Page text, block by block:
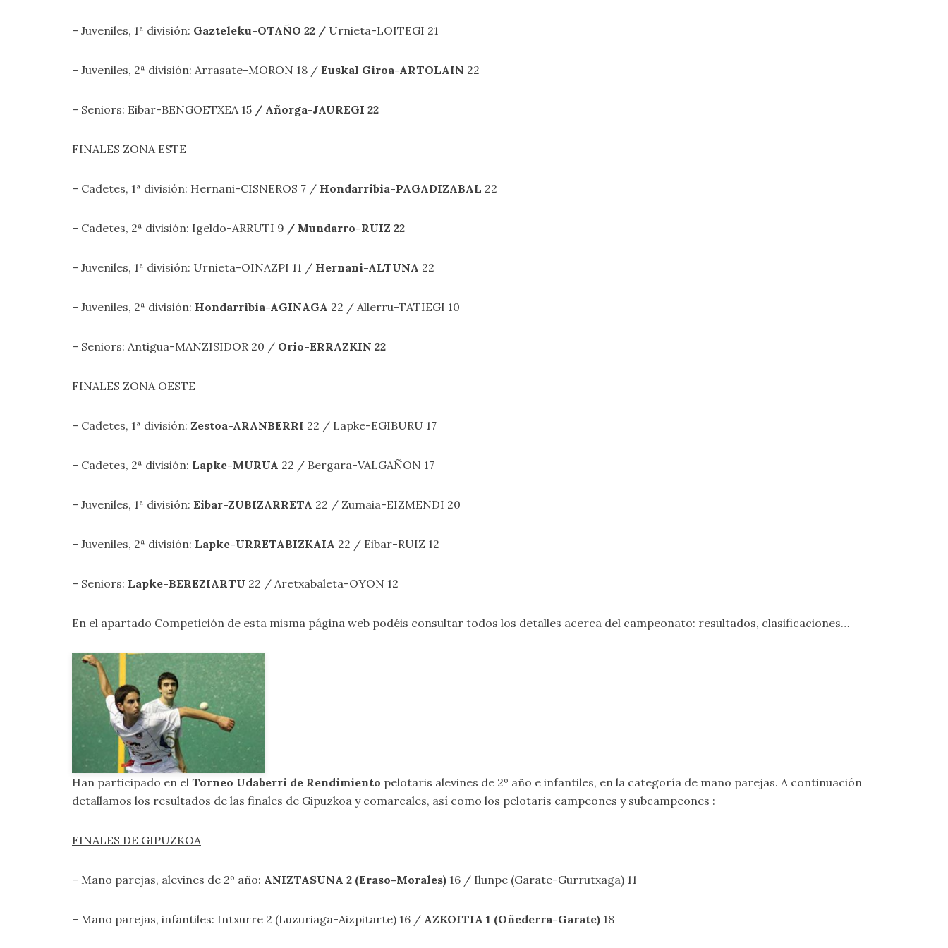
– Juveniles, 1ª división: Gazteleku-OTAÑO 22 / Urnieta-LOITEGI 21
– Juveniles, 2ª división: Arrasate-MORON 18 / Euskal Giroa-ARTOLAIN 22
– Seniors: Eibar-BENGOETXEA 15 / Añorga-JAUREGI 22
FINALES ZONA ESTE
– Cadetes, 1ª división: Hernani-CISNEROS 7 / Hondarribia-PAGADIZABAL 22
– Cadetes, 2ª división: Igeldo-ARRUTI 9 / Mundarro-RUIZ 22
– Juveniles, 1ª división: Urnieta-OINAZPI 11 / Hernani-ALTUNA 22
– Juveniles, 2ª división: Hondarribia-AGINAGA 22 / Allerru-TATIEGI 10
– Seniors: Antigua-MANZISIDOR 20 / Orio-ERRAZKIN 22
FINALES ZONA OESTE
– Cadetes, 1ª división: Zestoa-ARANBERRI 22 / Lapke-EGIBURU 17
– Cadetes, 2ª división: Lapke-MURUA 22 / Bergara-VALGAÑON 17
– Juveniles, 1ª división: Eibar-ZUBIZARRETA 22 / Zumaia-EIZMENDI 20
– Juveniles, 2ª división: Lapke-URRETABIZKAIA 22 / Eibar-RUIZ 12
– Seniors: Lapke-BEREZIARTU 22 / Aretxabaleta-OYON 12
En el apartado Competición de esta misma página web podéis consultar todos los detalles acerca del campeonato: resultados, clasificaciones…
Han participado en el Torneo Udaberri de Rendimiento pelotaris alevines de 2º año e infantiles, en la categoría de mano parejas. A continuación
detallamos los resultados de las finales de Gipuzkoa y comarcales, así como los pelotaris campeones y subcampeones :
FINALES DE GIPUZKOA
– Mano parejas, alevines de 2º año: ANIZTASUNA 2 (Eraso-Morales) 16 / Ilunpe (Garate-Gurrutxaga) 11
– Mano parejas, infantiles: Intxurre 2 (Luzuriaga-Aizpitarte) 16 / AZKOITIA 1 (Oñederra-Garate) 18